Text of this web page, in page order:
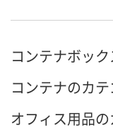
コンテナボッ
コンテナのカ
オフィス用品